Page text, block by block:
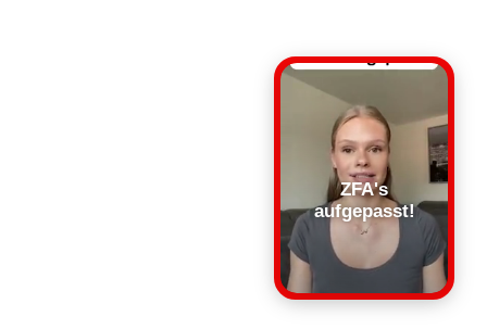
ZFA's
aufgepasst!